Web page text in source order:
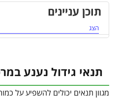
תוכן עניינים
הצג
תנאי גידול נענע
מגוון תנאים יכולים להשפיע על